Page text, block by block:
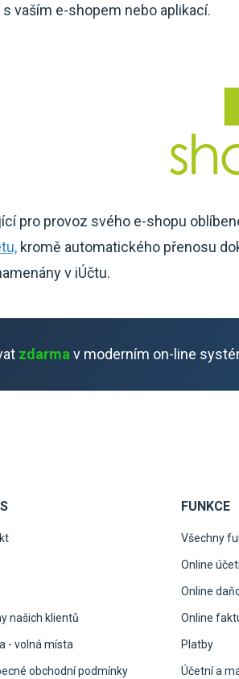
vaším e-shopem nebo aplikací.
pro provoz svého e-shopu
kromě automatického přenosu
v iÚčtu.
zdarma v moderním on-line
našich klientů
- volná místa
obchodní podmínky
FUNKCE
Všechny
Online
Online
Online
Platby
Účetní a